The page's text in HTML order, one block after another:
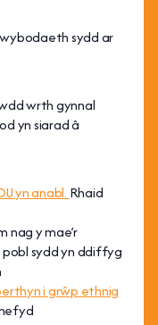
sydd ar
wrth gynnal
yn siarad â
yn anabl. Rhaid
nag y mae’r
sydd yn ddiffyg
i grŵp ethnig